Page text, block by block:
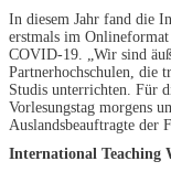
In diesem Jahr fand die
erstmals im
COVID-19. „Wir sind
Partnerhochschulen, die
Studis unterrichten. Für
Vorlesungstag morgens
Auslandsbeauftragte der
International Teaching